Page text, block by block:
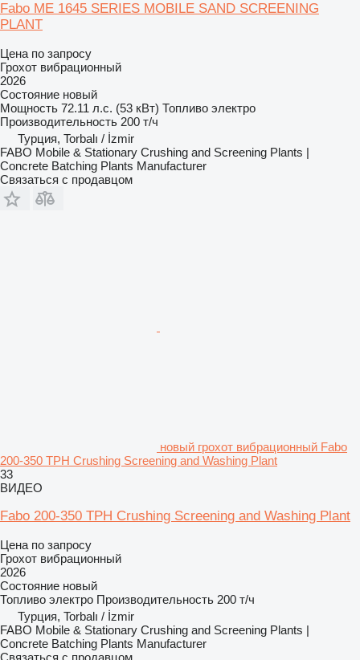
Fabo ME 1645 SERIES MOBILE SAND SCREENING
PLANT
Цена по запросу
Грохот вибрационный
2026
Состояние новый
Мощность 72.11 л.с. (53 кВт) Топливо электро
Производительность 200 т/ч
Турция, Torbalı / İzmir
FABO Mobile & Stationary Crushing and Screening Plants |
Concrete Batching Plants Manufacturer
Связаться с продавцом
новый грохот вибрационный Fabo
200-350 TPH Crushing Screening and Washing Plant
33
ВИДЕО
Fabo 200-350 TPH Crushing Screening and Washing Plant
Цена по запросу
Грохот вибрационный
2026
Состояние новый
Топливо электро Производительность 200 т/ч
Турция, Torbalı / İzmir
FABO Mobile & Stationary Crushing and Screening Plants |
Concrete Batching Plants Manufacturer
Связаться с продавцом